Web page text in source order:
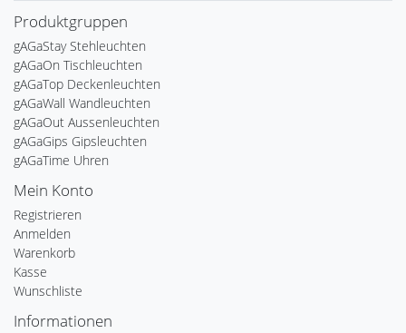
Produktgruppen
gAGaStay Stehleuchten
gAGaOn Tischleuchten
gAGaTop Deckenleuchten
gAGaWall Wandleuchten
gAGaOut Aussenleuchten
gAGaGips Gipsleuchten
gAGaTime Uhren
Mein Konto
Registrieren
Anmelden
Warenkorb
Kasse
Wunschliste
Informationen